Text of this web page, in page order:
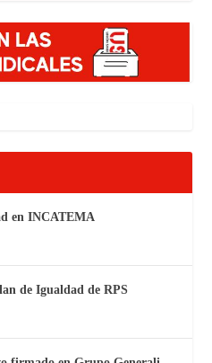
en INCATEMA
de Igualdad de RPS